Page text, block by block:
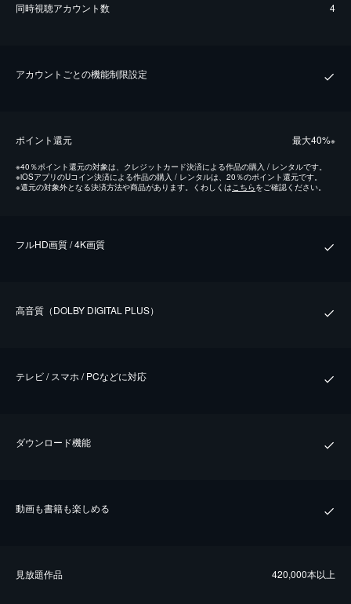
同時視聴アカウント数 4
アカウントごとの機能制限設定
ポイント還元 最⼤40%※
※40％ポイント還元の対象は、クレジットカード決済による作品の購入 / レンタルです。
※iOSアプリのUコイン決済による作品の購入 / レンタルは、20％のポイント還元です。
※還元の対象外となる決済方法や商品があります。くわしくはこちらをご確認ください。
フルHD画質 / 4K画質
⾼⾳質（DOLBY DIGITAL PLUS）
テレビ / スマホ / PCなどに対応
ダウンロード機能
動画も書籍も楽しめる
⾒放題作品 420,000本以上